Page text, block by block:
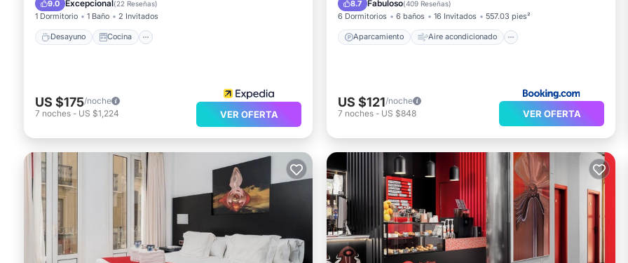
9.0 Excepcional(22 Reseñas)
1 Dormitorio 1 Baño 2 Invitados
Desayuno Cocina
US $175/noche
7 noches - US $1,224 VER OFERTA
8.7 Fabuloso(409 Reseñas)
6 Dormitorios 6 baños 16 Invitados 557.03 pies²
Aparcamiento Aire acondicionado
US $121/noche
7 noches - US $848 VER OFERTA